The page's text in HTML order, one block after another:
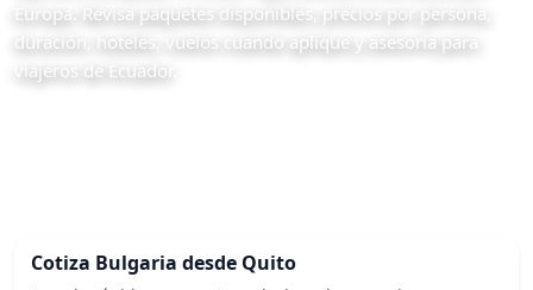
Europa. Revisa paquetes disponibles, precios por persona,
duración, hoteles, vuelos cuando aplique y asesoría para
viajeros de Ecuador.
Cotiza Bulgaria desde Quito